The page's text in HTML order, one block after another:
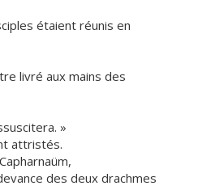
étaient réunis en
livré aux mains des
»
attristés.
des deux drachmes